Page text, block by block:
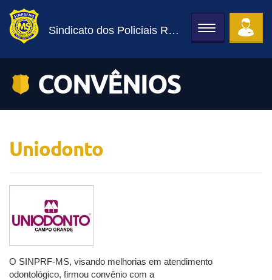
Sindicato dos Policiais Rodoviários Federais de MS
Toggle
navigation
CONVÊNIOS
Uniodonto
O SINPRF-MS, visando melhorias em atendimento
odontológico, firmou convênio com a